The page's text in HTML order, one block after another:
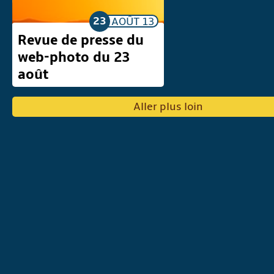
23 AOÛT 13
Revue de presse du
web-photo du 23
août
Aller plus loin